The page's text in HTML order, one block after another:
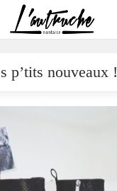
p’tits nouveaux !